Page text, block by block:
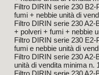
Filtro DIRIN serie 230
fumi + nebbie unità di
Filtro DIRIN serie 230
+ polveri + fumi + nebbie
Filtro DIRIN serie 230
fumi e nebbie unità di
Filtro DIRIN serie 230
unità di vendita minima n.